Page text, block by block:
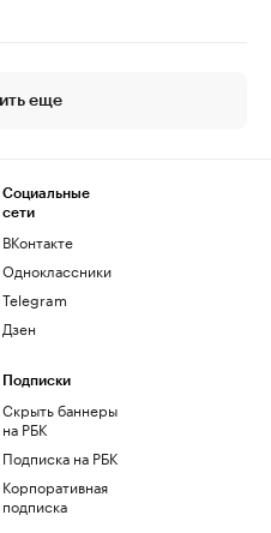
еще
Социальные
сети
ВКонтакте
Одноклассники
Telegram
Дзен
Подписки
Скрыть баннеры
на РБК
Подписка на РБК
Корпоративная
подписка